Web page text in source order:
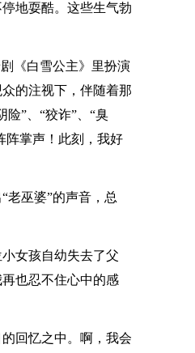
地耍酷。这些生气勃
《白雪公主》里扮演
的注视下，伴随着那
”、“狡诈”、“臭
阵掌声！此刻，我好
老巫婆”的声音，总
女孩自幼失去了父
也忍不住心中的感
回忆之中。啊，我会